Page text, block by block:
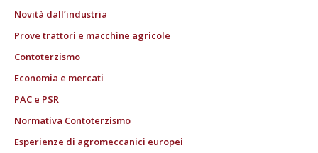
Novità dall’industria
Prove trattori e macchine agricole
Contoterzismo
Economia e mercati
PAC e PSR
Normativa Contoterzismo
Esperienze di agromeccanici europei